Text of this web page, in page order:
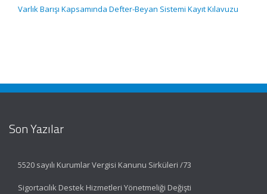
Varlık Barışı Kapsamında Defter-Beyan Sistemi Kayıt Kılavuzu
Son Yazılar
5520 sayılı Kurumlar Vergisi Kanunu Sirküleri /73
Sigortacılık Destek Hizmetleri Yönetmeliği Değişti